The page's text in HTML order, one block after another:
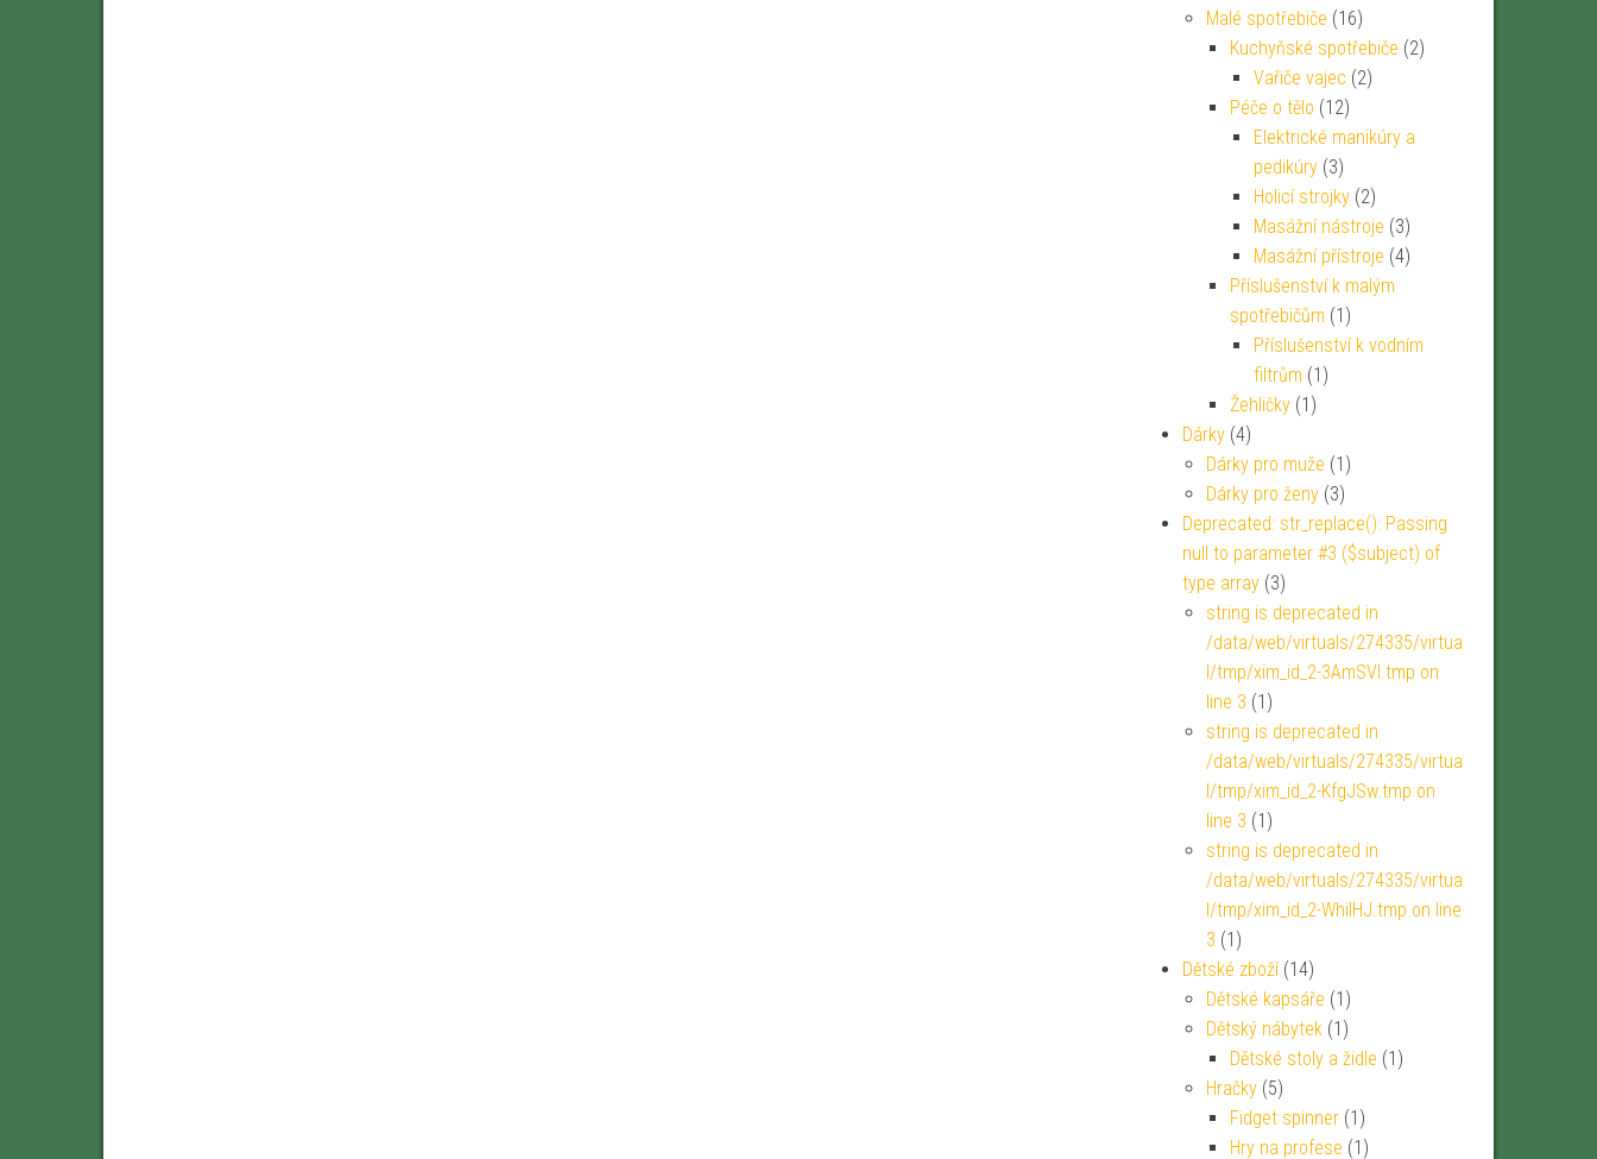
Malé spotřebiče (16)
Kuchyňské spotřebiče (2)
Vařiče vajec (2)
Péče o tělo (12)
Elektrické manikúry a
pedikúry (3)
Holicí strojky (2)
Masážní nástroje (3)
Masážní přístroje (4)
Příslušenství k malým
spotřebičům (1)
Příslušenství k vodním
filtrům (1)
Žehličky (1)
Dárky (4)
Dárky pro muže (1)
Dárky pro ženy (3)
Deprecated: str_replace(): Passing
null to parameter #3 ($subject) of
type array (3)
string is deprecated in
/data/web/virtuals/274335/virtua
l/tmp/xim_id_2-3AmSVl.tmp on
line 3 (1)
string is deprecated in
/data/web/virtuals/274335/virtua
l/tmp/xim_id_2-KfgJSw.tmp on
line 3 (1)
string is deprecated in
/data/web/virtuals/274335/virtua
l/tmp/xim_id_2-WhiIHJ.tmp on line
3 (1)
Dětské zboží (14)
Dětské kapsáře (1)
Dětský nábytek (1)
Dětské stoly a židle (1)
Hračky (5)
Fidget spinner (1)
Hry na profese (1)